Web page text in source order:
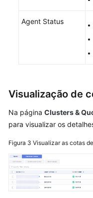
informações
de
risco
de
de
cluster
Agent Status
Visualização de
Na página Clusters &
para visualizar os
Figura 3 Visualizar as cotas